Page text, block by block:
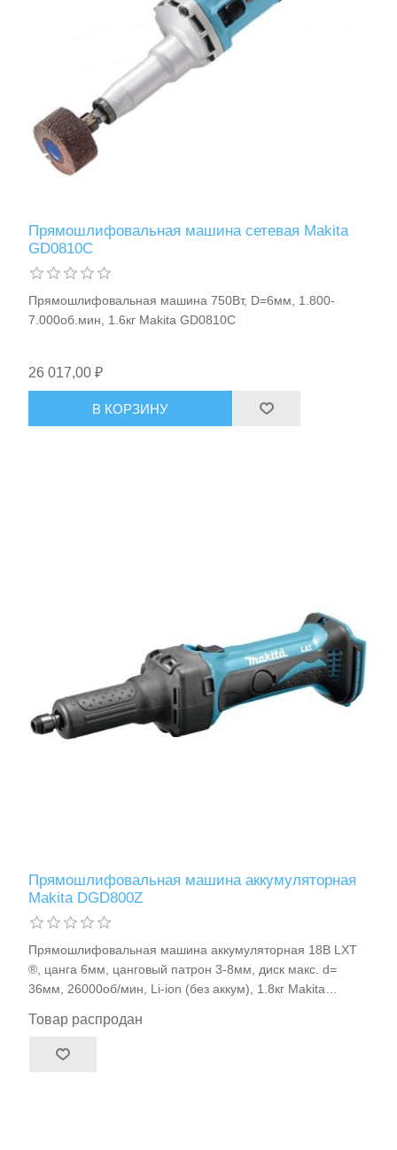
Прямошлифовальная машина сетевая Makita
GD0810C
Прямошлифовальная машина 750Вт, D=6мм, 1.800-
7.000об.мин, 1.6кг Makita GD0810C
26 017,00 ₽
В КОРЗИНУ
Прямошлифовальная машина аккумуляторная
Makita DGD800Z
Прямошлифовальная машина аккумуляторная 18В LXT
®, цанга 6мм, цанговый патрон 3-8мм, диск макс. d=
36мм, 26000об/мин, Li-ion (без аккум), 1.8кг Makita
Товар распродан